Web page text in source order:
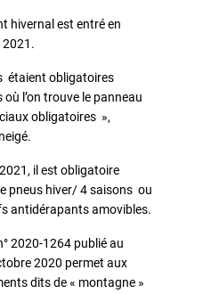
hivernal est entré en
2021.
étaient obligatoires
l’on trouve le panneau
obligatoires »,
il est obligatoire
pneus hiver/ 4 saisons ou
antidérapants amovibles.
2020-1264 publié au
2020 permet aux
dits de « montagne »